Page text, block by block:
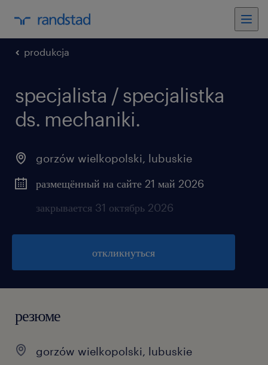
produkcja
specjalista / specjalistka
ds. mechaniki.
gorzów wielkopolski, lubuskie
размещённый на сайте 21 май 2026
закрывается 31 октябрь 2026
откликнуться
резюме
gorzów wielkopolski, lubuskie